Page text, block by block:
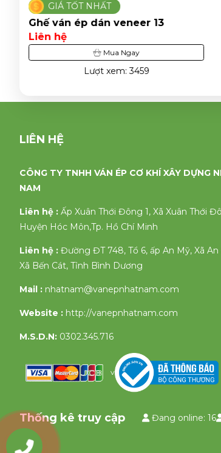
GIÁ TỐT NHẤT
Ghế ván ép dán veneer 13
Liên hệ
Mua Ngay
Lượt xem: 3459
LIÊN HỆ
CÔNG TY TNHH VÁN ÉP CƠ KHÍ XÂY DỰNG
NAM
Liên hệ : Ấp Xuân Thới Đông 1, Xã Xuân Thới
Huyện Hóc Môn,Tp. Hồ Chí Minh
Liên hệ : Đường ĐT 748, Tổ 6, ấp An Mỹ, Xã An
Xã Bến Cát, Tỉnh Bình Dương
Mail : nhatnam@vanepnhatnam.com
Website : http://vanepnhatnam.com
M.S.D.N: 0302.345.716
v
Thống kê truy cập Đang online: 16
0903335658